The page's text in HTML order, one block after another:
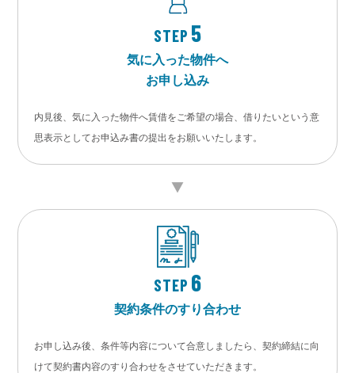
STEP 5
気に入った物件へ
お申し込み
内見後、気に入った物件へ賃借をご希望の場合、借りたいという意
思表示としてお申込み書の提出をお願いいたします。
STEP 6
契約条件のすり合わせ
お申し込み後、条件等内容について合意しましたら、契約締結に向
けて契約書内容のすり合わせをさせていただきます。